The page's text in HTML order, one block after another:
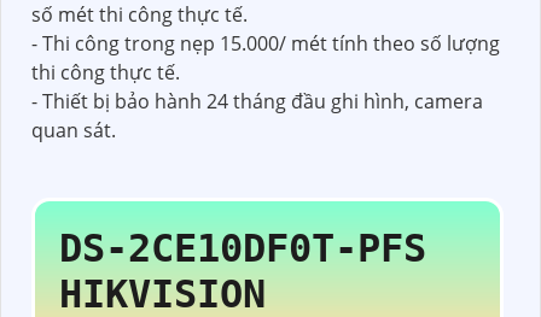
số mét thi công thực tế.
- Thi công trong nẹp 15.000/ mét tính theo số lượng
thi công thực tế.
- Thiết bị bảo hành 24 tháng đầu ghi hình, camera
quan sát.
DS-2CE10DF0T-PFS
HIKVISION